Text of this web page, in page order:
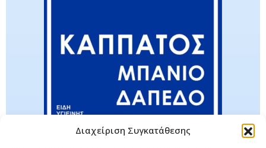
Διαχείριση Συγκατάθεσης